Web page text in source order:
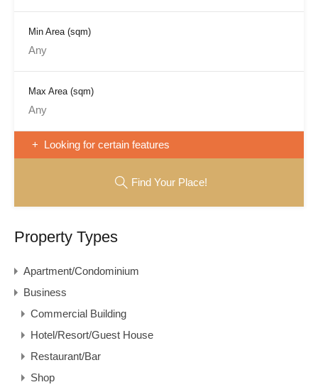
Min Area (sqm)
Max Area (sqm)
Looking for certain features
Find Your Place!
Property Types
Apartment/Condominium
Business
Commercial Building
Hotel/Resort/Guest House
Restaurant/Bar
Shop